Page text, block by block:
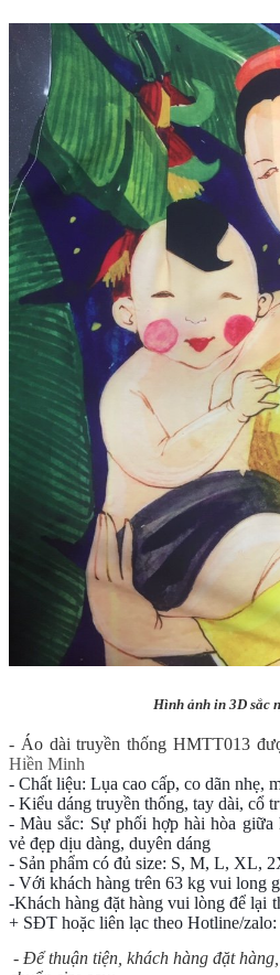
Hình ảnh in 3D sắc
- Áo dài truyền thống HMTT013
Hiền Minh
- Chất liệu: Lụa cao cấp, co dãn nhẹ,
- Kiểu dáng truyền thống, tay dài, cổ
- Màu sắc: Sự phối hợp hài hòa giữa
vẻ đẹp dịu dàng, duyên dáng
- Sản phẩm có đủ size: S, M, L, XL,
- Với khách hàng trên 63 kg vui long
-Khách hàng đặt hàng vui lòng để lại
+ SĐT hoặc liên lạc theo Hotline/zalo:
- Để thuận tiện, khách hàng đặt